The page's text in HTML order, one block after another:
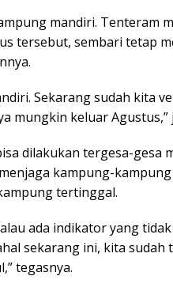
mandiri. Tenteram
tersebut, sembari tetap
Sekarang sudah kita
mungkin keluar Agustus,”
dilakukan tergesa-gesa
kampung-
tertinggal.
ada indikator yang
sekarang ini, kita sudah
tegasnya.